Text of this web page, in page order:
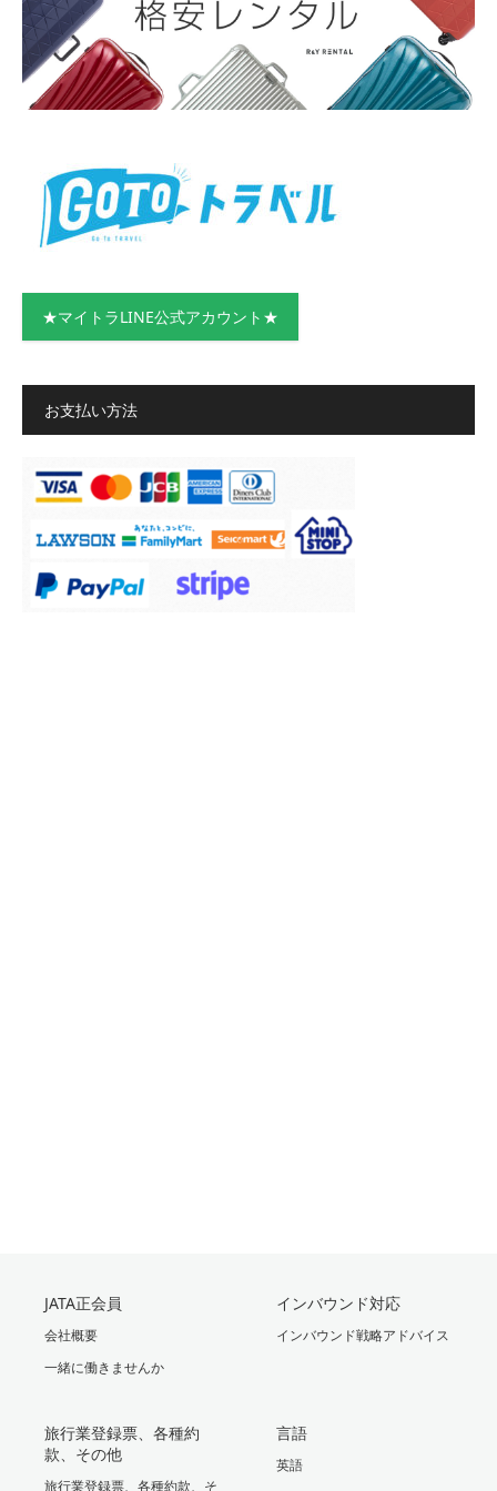
★マイトラLINE公式アカウント★
お支払い方法
JATA正会員
会社概要
一緒に働きませんか
インバウンド対応
インバウンド戦略アドバイス
旅行業登録票、各種約
款、その他
旅行業登録票、各種約款、そ
言語
英語